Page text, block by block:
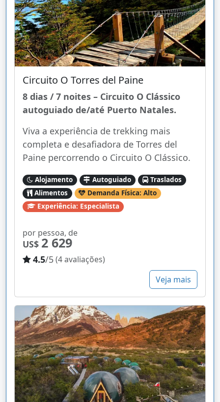
Circuito O Torres del Paine
8 dias / 7 noites – Circuito O Clássico
autoguiado de/até Puerto Natales.
Viva a experiência de trekking mais
completa e desafiadora de Torres del
Paine percorrendo o Circuito O Clássico.
Alojamento Autoguiado
Traslados
Alimentos
Demanda Física: Alto
Experiência: Especialista
por pessoa, de
US$ 2 629
4.5/5(4 avaliações)
Veja mais